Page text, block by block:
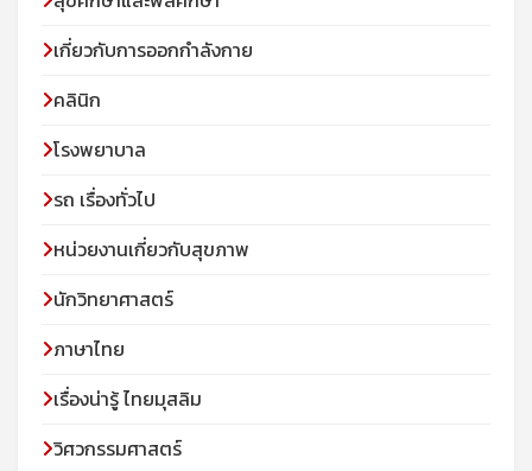
เกี่ยวกับการออกกำลังกาย
คลินิก
โรงพยาบาล
รถ เรื่องทั่วไป
หน่วยงานเกี่ยวกับสุขภาพ
นักวิทยาศาสตร์
ภาษาไทย
เรื่องน่ารู้ ไทยมุสลิม
วิศวกรรมศาสตร์